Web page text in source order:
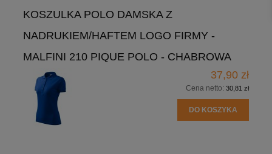
KOSZULKA POLO DAMSKA Z
NADRUKIEM/HAFTEM LOGO FIRMY -
MALFINI 210 PIQUE POLO - CHABROWA
37,90 zł
Cena netto: 30,81 zł
DO KOSZYKA